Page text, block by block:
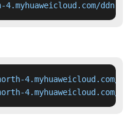
4.myhuaweicloud.com/